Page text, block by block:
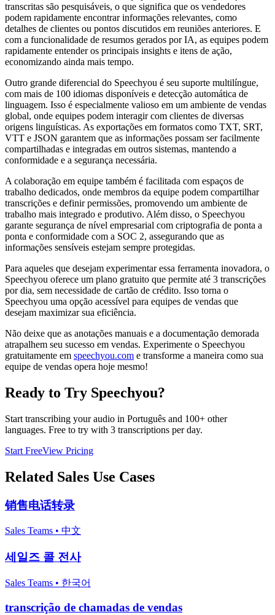
transcritas são pesquisáveis, o que significa que os vendedores
podem rapidamente encontrar informações relevantes, como
detalhes de clientes ou pontos discutidos em reuniões anteriores. E
com a funcionalidade de resumos gerados por IA, as equipes podem
rapidamente entender os principais insights e itens de ação,
economizando ainda mais tempo.
Outro grande diferencial do Speechyou é seu suporte multilíngue,
com mais de 100 idiomas disponíveis e detecção automática de
linguagem. Isso é especialmente valioso em um ambiente de vendas
global, onde equipes podem interagir com clientes de diversas
origens linguísticas. As exportações em formatos como TXT, SRT,
VTT e JSON garantem que as informações possam ser facilmente
compartilhadas e integradas em outros sistemas, mantendo a
conformidade e a segurança necessária.
A colaboração em equipe também é facilitada com espaços de
trabalho dedicados, onde membros da equipe podem compartilhar
transcrições e definir permissões, promovendo um ambiente de
trabalho mais integrado e produtivo. Além disso, o Speechyou
garante segurança de nível empresarial com criptografia de ponta a
ponta e conformidade com a SOC 2, assegurando que as
informações sensíveis estejam sempre protegidas.
Para aqueles que desejam experimentar essa ferramenta inovadora, o
Speechyou oferece um plano gratuito que permite até 3 transcrições
por dia, sem necessidade de cartão de crédito. Isso torna o
Speechyou uma opção acessível para equipes de vendas que
desejam maximizar sua eficiência.
Não deixe que as anotações manuais e a documentação demorada
atrapalhem seu sucesso em vendas. Experimente o Speechyou
gratuitamente em speechyou.com e transforme a maneira como sua
equipe de vendas opera hoje mesmo!
Ready to Try Speechyou?
Start transcribing your audio in Português and 100+ other
languages. Free to try with 3 transcriptions per day.
Start FreeView Pricing
Related Sales Use Cases
销售电话转录
Sales Teams • 中文
세일즈 콜 전사
Sales Teams • 한국어
transcrição de chamadas de vendas